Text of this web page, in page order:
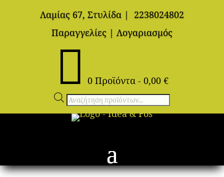
Λαμίας 67, Στυλίδα |
2238024802
Παραγγελίες | Λογαριασμός
 0 Προϊόντα - 0,00 €
Αναζήτηση
προϊόντων